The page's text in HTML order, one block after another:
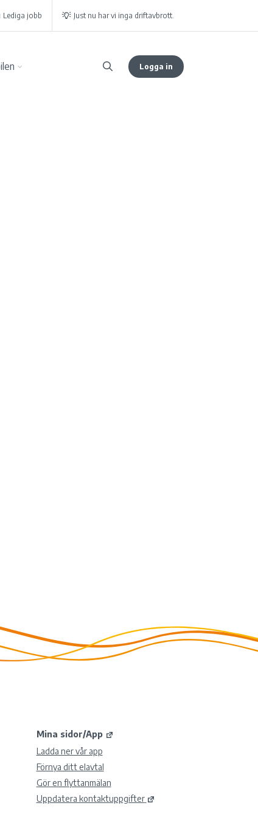
Lediga jobb Just nu har vi inga driftavbrott.
Logga in
Mina sidor/App
Ladda ner vår app
Förnya ditt elavtal
Gör en flyttanmälan
Uppdatera kontaktuppgifter